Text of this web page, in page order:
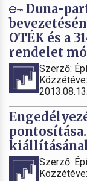
Duna-
OTÉK és a
rendelet
Szerző:
Szerző: